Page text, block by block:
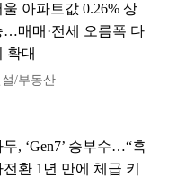
울 아파트값 0.26% 상
…매매·전세 오름폭 다
확대
설/부동산
두, ‘Gen7’ 승부수…“흑
전환 1년 만에 체급 키